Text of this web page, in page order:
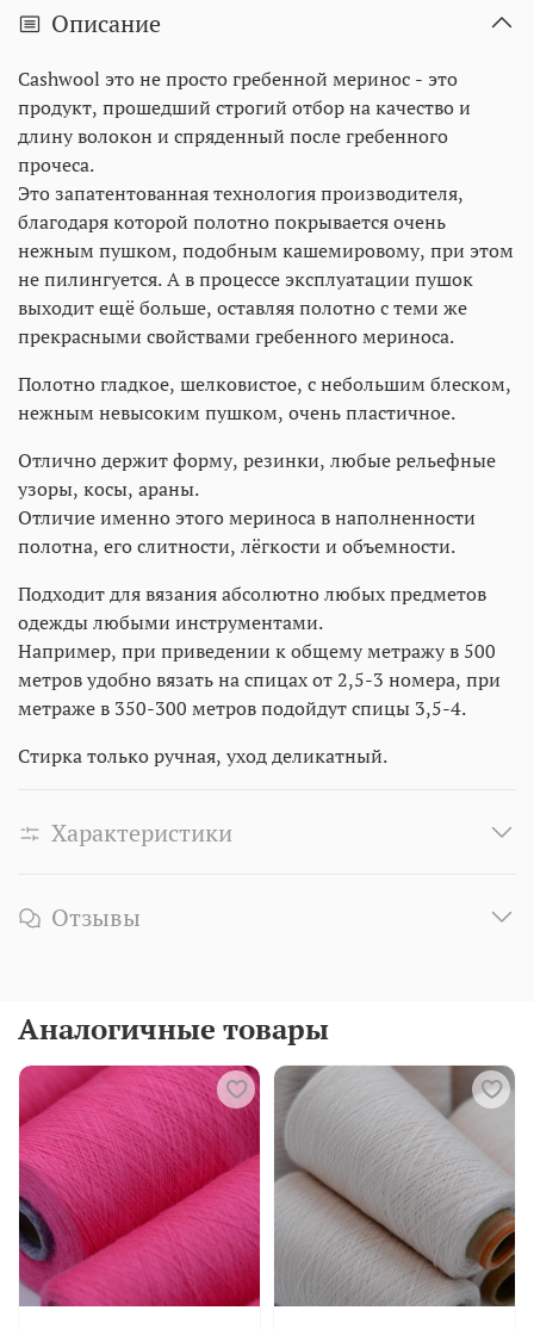
Описание
Cashwool это не просто гребенной меринос - это
продукт, прошедший строгий отбор на качество и
длину волокон и спряденный после гребенного
прочеса.
Это запатентованная технология производителя,
благодаря которой полотно покрывается очень
нежным пушком, подобным кашемировому, при этом
не пилингуется. А в процессе эксплуатации пушок
выходит ещё больше, оставляя полотно с теми же
прекрасными свойствами гребенного мериноса.
Полотно гладкое, шелковистое, с небольшим блеском,
нежным невысоким пушком, очень пластичное.
Отлично держит форму, резинки, любые рельефные
узоры, косы, араны.
Отличие именно этого мериноса в наполненности
полотна, его слитности, лёгкости и объемности.
Подходит для вязания абсолютно любых предметов
одежды любыми инструментами.
Например, при приведении к общему метражу в 500
метров удобно вязать на спицах от 2,5-3 номера, при
метраже в 350-300 метров подойдут спицы 3,5-4.
Стирка только ручная, уход деликатный.
Характеристики
Отзывы
Аналогичные товары